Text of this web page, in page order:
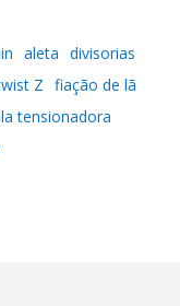
aleta divisorias
Z fiação de lã
tensionadora